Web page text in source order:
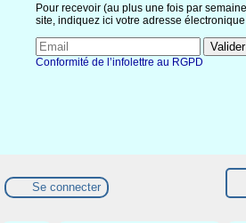
Pour recevoir (au plus une fois par
site, indiquez ici votre adresse
Conformité de l’infolettre au RGPD
Se connecter